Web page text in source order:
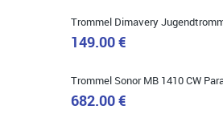
Klein...aber fein!
Toller Service, nette Leute. Immer wieder gerne..
149.00 €
682.00 €